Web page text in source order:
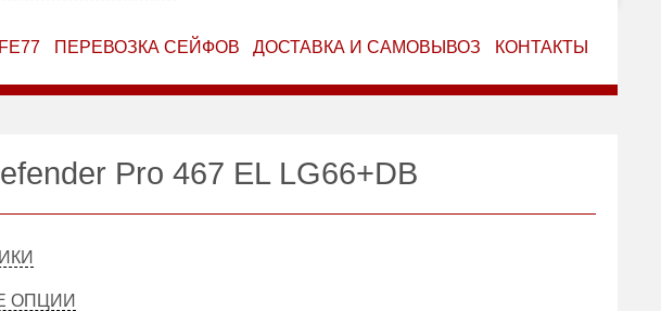
ПЕРЕВОЗКА СЕЙФОВ ДОСТАВКА И САМОВЫВОЗ КОНТАКТЫ
Pro 467 EL LG66+DB
ОПЦИИ